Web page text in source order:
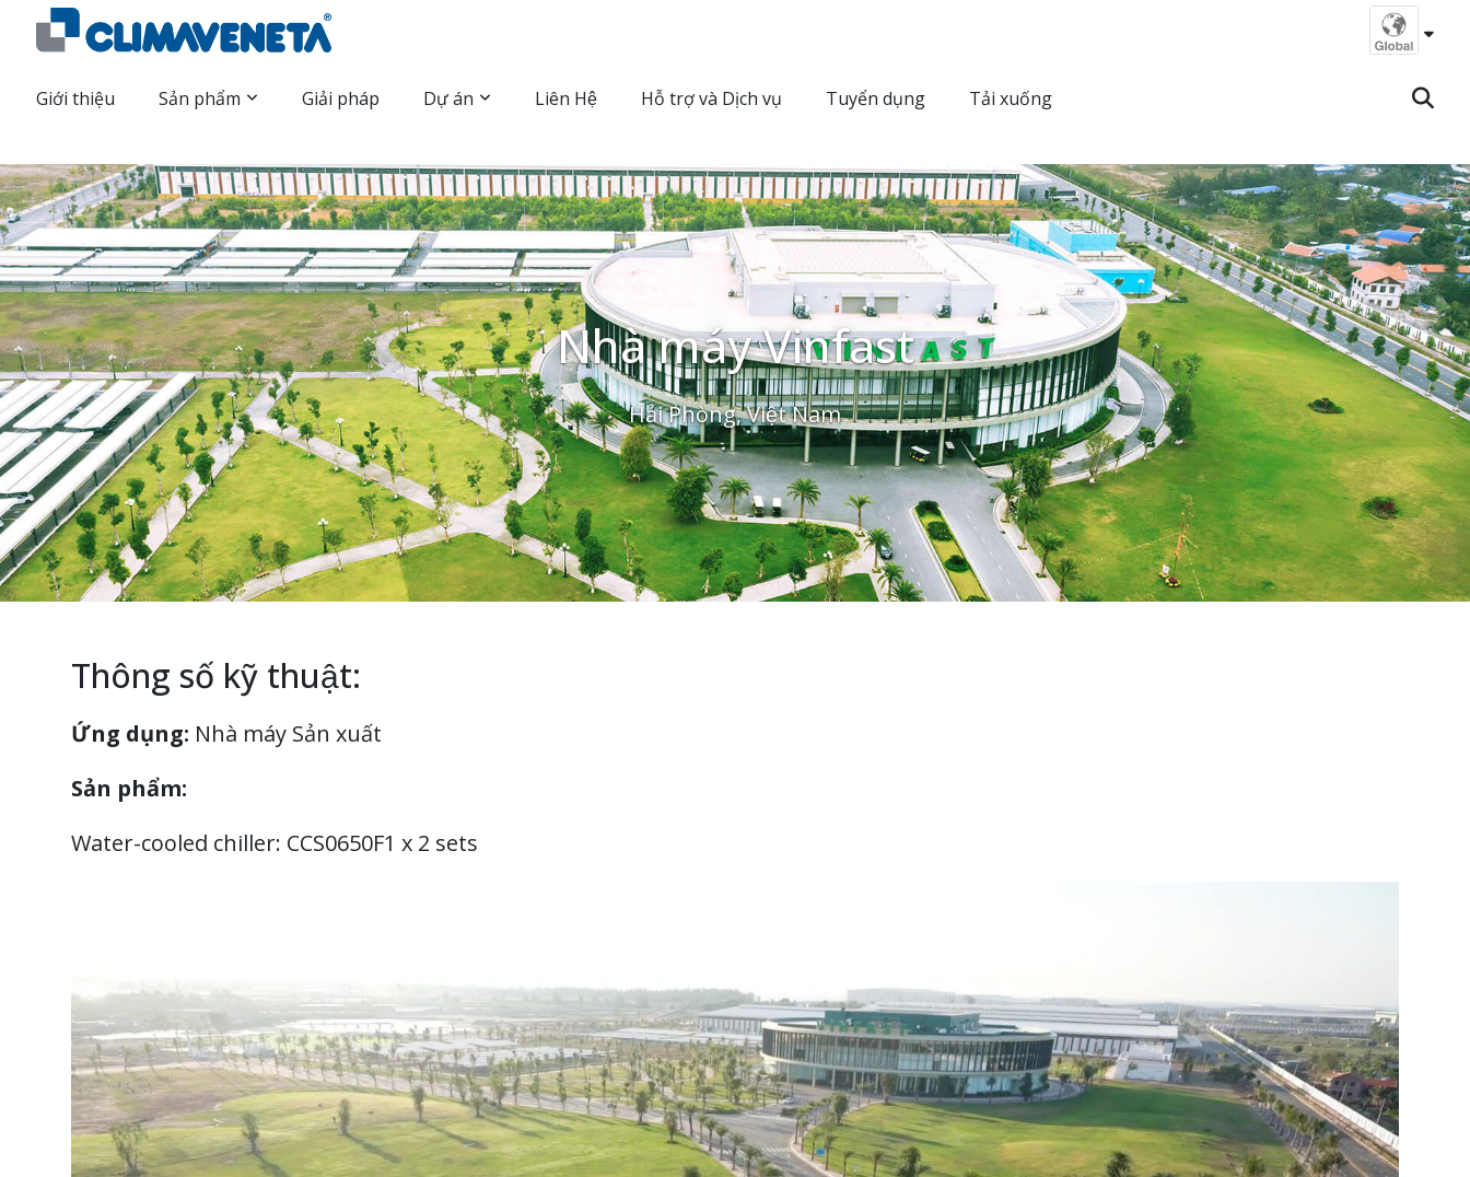
Giới thiệu Sản phẩm Giải pháp Dự án Liên Hệ Hỗ trợ và Dịch vụ Tuyển dụng Tải xuống
Nhà máy Vinfast
Hải Phòng, Việt Nam
Thông số kỹ thuật:
Ứng dụng: Nhà máy Sản xuất
Sản phẩm:
Water-cooled chiller: CCS0650F1 x 2 sets